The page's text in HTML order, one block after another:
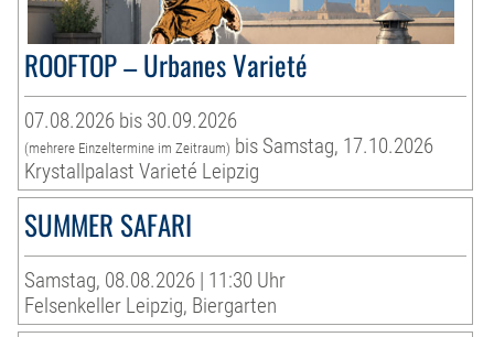
ROOFTOP – Urbanes Varieté
07.08.2026 bis 30.09.2026
(mehrere Einzeltermine im Zeitraum) bis Samstag, 17.10.2026
Krystallpalast Varieté Leipzig
SUMMER SAFARI
Samstag, 08.08.2026 | 11:30 Uhr
Felsenkeller Leipzig, Biergarten